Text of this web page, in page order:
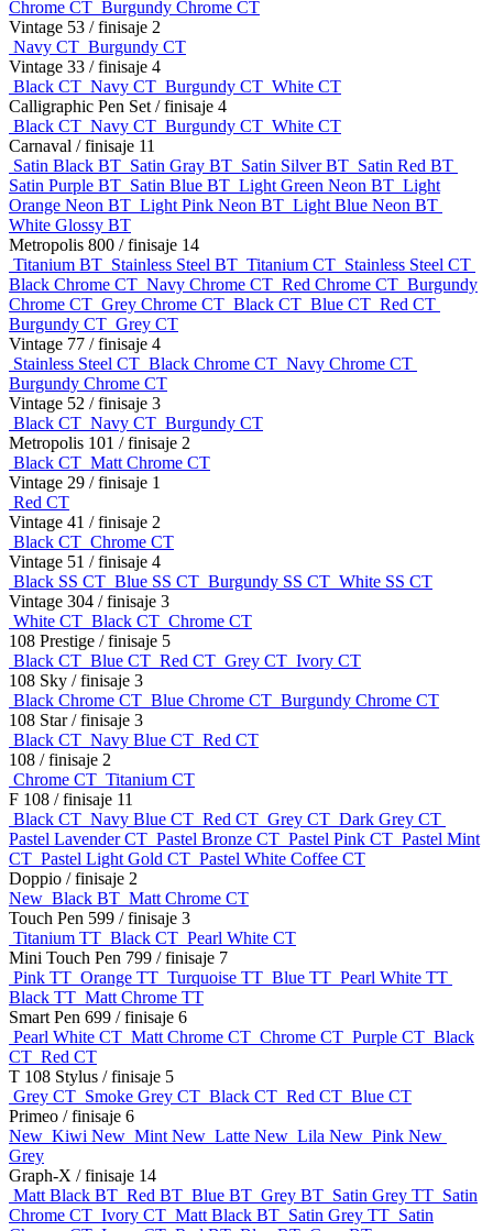
Chrome CT Burgundy Chrome CT
Vintage 53 / finisaje 2
Navy CT Burgundy CT
Vintage 33 / finisaje 4
Black CT Navy CT Burgundy CT White CT
Calligraphic Pen Set / finisaje 4
Black CT Navy CT Burgundy CT White CT
Carnaval / finisaje 11
Satin Black BT Satin Gray BT Satin Silver BT Satin Red BT
Satin Purple BT Satin Blue BT Light Green Neon BT Light
Orange Neon BT Light Pink Neon BT Light Blue Neon BT
White Glossy BT
Metropolis 800 / finisaje 14
Titanium BT Stainless Steel BT Titanium CT Stainless Steel CT
Black Chrome CT Navy Chrome CT Red Chrome CT Burgundy
Chrome CT Grey Chrome CT Black CT Blue CT Red CT
Burgundy CT Grey CT
Vintage 77 / finisaje 4
Stainless Steel CT Black Chrome CT Navy Chrome CT
Burgundy Chrome CT
Vintage 52 / finisaje 3
Black CT Navy CT Burgundy CT
Metropolis 101 / finisaje 2
Black CT Matt Chrome CT
Vintage 29 / finisaje 1
Red CT
Vintage 41 / finisaje 2
Black CT Chrome CT
Vintage 51 / finisaje 4
Black SS CT Blue SS CT Burgundy SS CT White SS CT
Vintage 304 / finisaje 3
White CT Black CT Chrome CT
108 Prestige / finisaje 5
Black CT Blue CT Red CT Grey CT Ivory CT
108 Sky / finisaje 3
Black Chrome CT Blue Chrome CT Burgundy Chrome CT
108 Star/ finisaje 3
Black CT Navy Blue CT Red CT
108 / finisaje 2
Chrome CT Titanium CT
F 108 / finisaje 11
Black CT Navy Blue CT Red CT Grey CT Dark Grey CT
Pastel Lavender CT Pastel Bronze CT Pastel Pink CT Pastel Mint
CT Pastel Light Gold CT Pastel White Coffee CT
Doppio / finisaje 2
New Black BT Matt Chrome CT
Touch Pen 599 / finisaje 3
Titanium TT Black CT Pearl White CT
Mini Touch Pen 799 / finisaje 7
Pink TT Orange TT Turquoise TT Blue TT Pearl White TT
Black TT Matt Chrome TT
Smart Pen 699 / finisaje 6
Pearl White CT Matt Chrome CT Chrome CT Purple CT Black
CT Red CT
T 108 Stylus / finisaje 5
Grey CT Smoke Grey CT Black CT Red CT Blue CT
Primeo / finisaje 6
New Kiwi New Mint New Latte New Lila New Pink New
Grey
Graph-X / finisaje 14
Matt Black BT Red BT Blue BT Grey BT Satin Grey TT Satin
Chrome CT Ivory CT Matt Black BT Satin Grey TT Satin